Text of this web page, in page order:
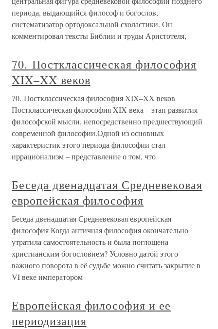
периода, выдающийся философ и богослов,
систематизатор ортодоксальной схоластики. Он
комментировал тексты Библии и труды Аристотеля,
70. Постклассическая философия
XIX–XX веков
70. Постклассическая философия XIX–XX веков
Постклассическая философия XIX века – этап развития
философской мысли, непосредственно предшествующий
современной философии.Одной из основных
характеристик этого периода философии стал
иррационализм – представление о том, что
Беседа двенадцатая Средневековая
европейская философия
Беседа двенадцатая Средневековая европейская
философия Когда античная философия окончательно
утратила самостоятельность и была поглощена
христианским богословием? Условно датой этого
важного поворота в её судьбе можно считать закрытие в
VI веке императором
Европейская философия и ее
периодизация